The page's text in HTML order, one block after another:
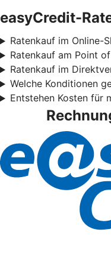
easyCredit-
Ratenkauf im Online-
Ratenkauf am Point
Ratenkauf im
Welche Konditionen
Entstehen Kosten für